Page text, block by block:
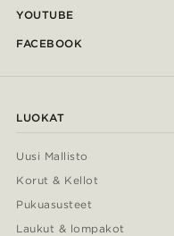
YOUTUBE
FACEBOOK
LUOKAT
Uusi Mallisto
Korut & Kellot
Pukuasusteet
Laukut & lompakot